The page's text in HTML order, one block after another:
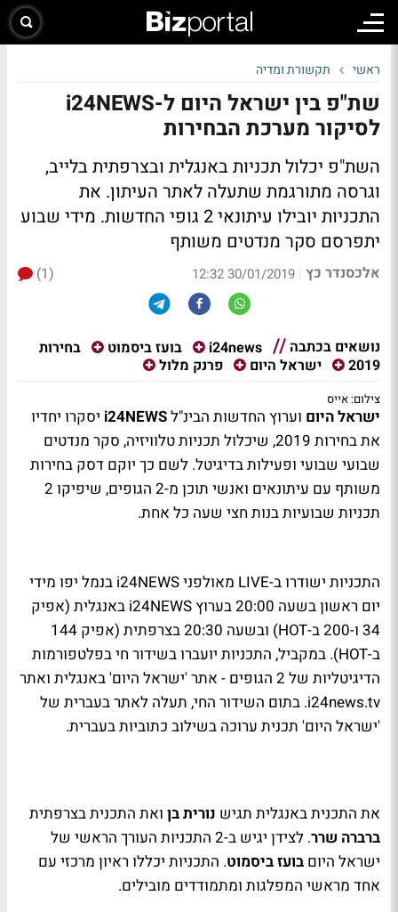
ראשי תקשורת ומדיה
שת"פ בין ישראל היום ל-i24NEWS
לסיקור מערכת הבחירות
השת"פ יכלול תכניות באנגלית ובצרפתית בלייב,
וגרסה מתורגמת שתעלה לאתר העיתון. את
התכניות יובילו עיתונאי 2 גופי החדשות. מידי שבוע
יתפרסם סקר מנדטים משותף
אלכסנדר כץ |
30/01/2019 12:32
(1)
נושאים בכתבה i24news בועז ביסמוט
בחירות
2019
ישראל היום פרנק מלול
צילום: אייס
ישראל היום וערוץ החדשות הבינ"לi24NEWS יסקרו יחדיו
את בחירות 2019, שיכלול תכניות טלוויזיה, סקר מנדטים
שבועי שבועי ופעילות בדיגיטל. לשם כך יוקם דסק בחירות
משותף עם עיתונאים ואנשי תוכן מ-2 הגופים, שיפיקו 2
תכניות שבועיות בנות חצי שעה כל אחת.
התכניות ישודרו ב-LIVE מאולפניi24NEWS בנמל יפו מידי
יום ראשון בשעה 20:00 בערוץ
i24NEWS באנגלית (אפיק
34 ו-200 ב-
HOT
) ובשעה 20:30 בצרפתית (אפיק 144
ב-HOT). במקביל, התכניות יועברו בשידור חי בפלטפורמות
הדיגיטליות של 2 הגופים - אתר 'ישראל היום' באנגלית ואתר
i24news.tv. בתום השידור החי, תעלה לאתר בעברית של
'ישראל היום' תכנית ערוכה בשילוב כתוביות בעברית.
את התכנית באנגלית תגיש נורית בן ואת התכנית בצרפתית
ברברה שרר
. לצידן יגיש ב-2 התכניות העורך הראשי של
ישראל היום בועז ביסמוט. התכניות יכללו ראיון מרכזי עם
אחד מראשי המפלגות ומתמודדים מובילים.